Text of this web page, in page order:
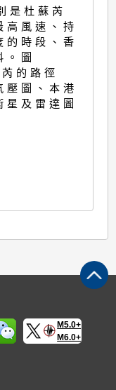
杜蘇芮
高風速、持
的時段、香
。圖
的路徑
壓圖、本港
星及雷達圖
M5.0+
M6.0+